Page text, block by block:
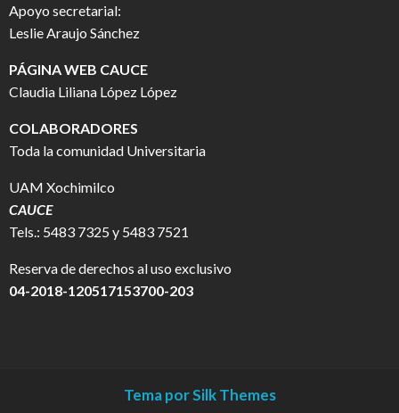
Apoyo secretarial:
Leslie Araujo Sánchez
PÁGINA WEB CAUCE
Claudia Liliana López López
COLABORADORES
Toda la comunidad Universitaria
UAM Xochimilco
CAUCE
Tels.: 5483 7325 y 5483 7521
Reserva de derechos al uso exclusivo
04-2018-120517153700-203
Tema por Silk Themes